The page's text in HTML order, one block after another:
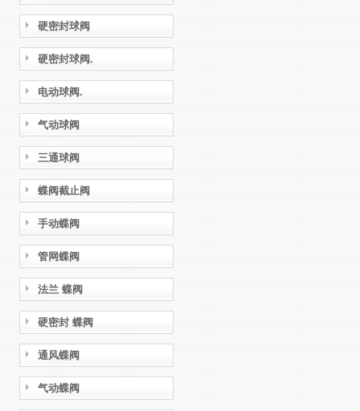
硬密封球阀
硬密封球阀.
电动球阀.
气动球阀
三通球阀
蝶阀截止阀
手动蝶阀
管网蝶阀
法兰 蝶阀
硬密封 蝶阀
通风蝶阀
气动蝶阀